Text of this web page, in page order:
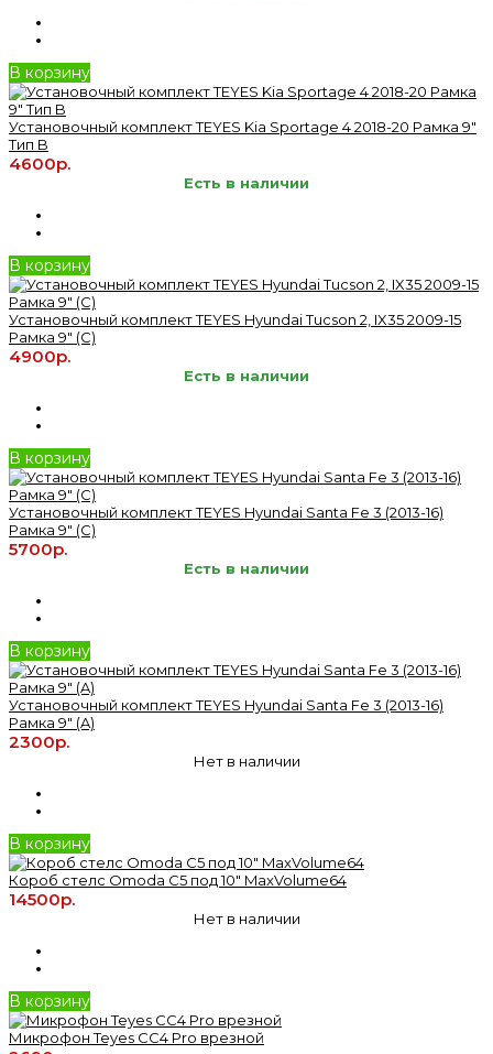
В корзину
Установочный комплект TEYES Kia Sportage 4 2018-20 Рамка 9"
Тип B
4600р.
Есть в наличии
В корзину
Установочный комплект TEYES Hyundai Tucson 2, IX35 2009-15
Рамка 9" (C)
4900р.
Есть в наличии
В корзину
Установочный комплект TEYES Hyundai Santa Fe 3 (2013-16)
Рамка 9" (C)
5700р.
Есть в наличии
В корзину
Установочный комплект TEYES Hyundai Santa Fe 3 (2013-16)
Рамка 9" (A)
2300р.
Нет в наличии
В корзину
Короб стелс Omoda C5 под 10" MaxVolume64
14500р.
Нет в наличии
В корзину
Микрофон Teyes CC4 Pro врезной